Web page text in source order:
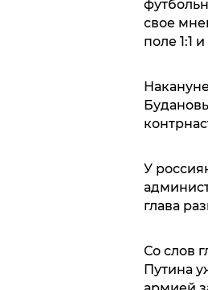
свое
поле 1:1
У
глава
Со слов
Путина